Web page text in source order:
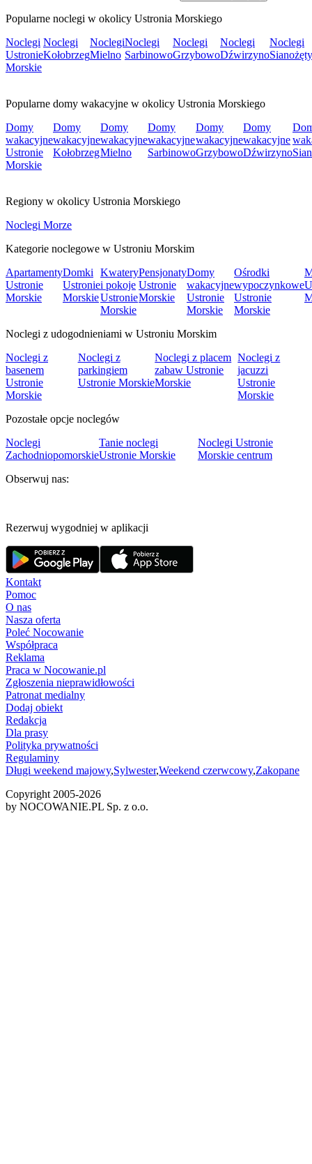
Popularne noclegi w okolicy Ustronia Morskiego
Noclegi
Ustronie
Morskie
Noclegi
Kołobrzeg
Noclegi
Mielno
Noclegi
Sarbinowo
Noclegi
Grzybowo
Noclegi
Dźwirzyno
Noclegi
Sianożęty
Popularne domy wakacyjne w okolicy Ustronia Morskiego
Domy
wakacyjne
Ustronie
Morskie
Domy
wakacyjne
Kołobrzeg
Domy
wakacyjne
Mielno
Domy
wakacyjne
Sarbinowo
Domy
wakacyjne
Grzybowo
Domy
wakacyjne
Dźwirzyno
Regiony w okolicy Ustronia Morskiego
Noclegi Morze
Kategorie noclegowe w Ustroniu Morskim
Apartamenty
Ustronie
Morskie
Domki
Ustronie
Morskie
Kwatery
i pokoje
Ustronie
Morskie
Pensjonaty
Ustronie
Morskie
Domy
wakacyjne
Ustronie
Morskie
Ośrodki
wypoczynkowe
Ustronie
Morskie
Noclegi z udogodnieniami w Ustroniu Morskim
Noclegi z
basenem
Ustronie
Morskie
Noclegi z
parkingiem
Ustronie Morskie
Noclegi z placem
zabaw Ustronie
Morskie
Noclegi z
jacuzzi
Ustronie
Morskie
Pozostałe opcje noclegów
Noclegi
Zachodniopomorskie
Tanie noclegi
Ustronie Morskie
Noclegi Ustronie
Morskie centrum
Obserwuj nas:
Rezerwuj wygodniej w aplikacji
Kontakt
Pomoc
O nas
Nasza oferta
Poleć Nocowanie
Współpraca
Reklama
Praca w Nocowanie.pl
Zgłoszenia nieprawidłowości
Patronat medialny
Dodaj obiekt
Redakcja
Dla prasy
Polityka prywatności
Regulaminy
Długi weekend majowy,Sylwester,Weekend czerwcowy,Zakopane
Copyright 2005-2026
by NOCOWANIE.PL Sp. z o.o.